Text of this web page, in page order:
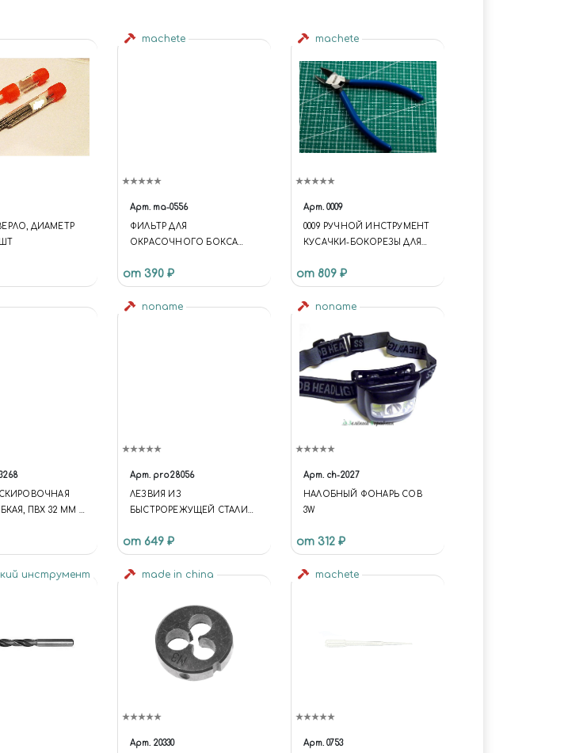
ДИАМЕТР
machete
Арт. ma-0556
ФИЛЬТР ДЛЯ
ОКРАСОЧНОГО БОКСА
от 390 ₽
machete
Арт. 0009
0009 РУЧНОЙ ИНСТРУМЕНТ
КУСАЧКИ-БОКОРЕЗЫ ДЛЯ
МЕТАЛЛА
от 809 ₽
ПВХ 32 ММ Х
noname
Арт. pro28056
ЛЕЗВИЯ ИЗ
БЫСТРОРЕЖУЩЕЙ СТАЛИ
STS12/E, 2ШТ
от 649 ₽
noname
Арт. ch-2027
НАЛОБНЫЙ ФОНАРЬ COB
3W
от 312 ₽
инструмент made in china
Арт. 20330
machete
Арт. 0753